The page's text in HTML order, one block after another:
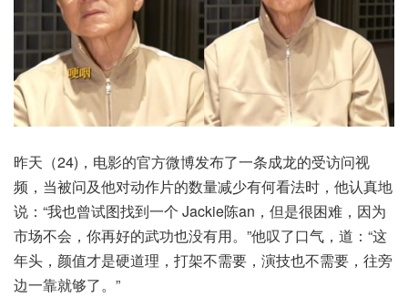
昨天（24)，电影的官方微博发布了一条成龙的受访问视
频，当被问及他对动作片的数量减少有何看法时，他认真地
说：“我也曾试图找到一个 Jackie陈an，但是很困难，因为
市场不会，你再好的武功也没有用。”他叹了口气，道：“这
年头，颜值才是硬道理，打架不需要，演技也不需要，往旁
边一靠就够了。”